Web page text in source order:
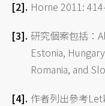
Horne 2011:
研究個案包括：
Estonia,
Romania, and
作者列出參考